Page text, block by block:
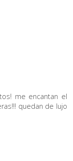
me encantan el
quedan de lujo